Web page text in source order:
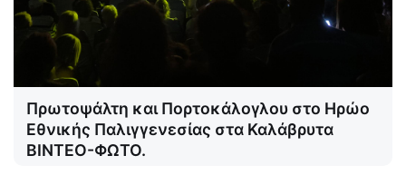
Πρωτοψάλτη και Πορτοκάλογλου στο Ηρώο
Εθνικής Παλιγγενεσίας στα Καλάβρυτα
ΒΙΝΤΕΟ-ΦΩΤΟ.